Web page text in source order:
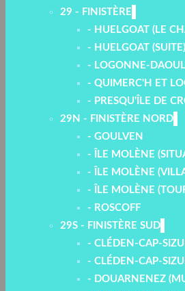
29 - FINISTÈRE
- HUELGOAT (LE
- HUELGOAT (SUITE)
- LOGONNE-
- QUIMERC'H ET
- PRESQU'ÎLE DE
29N - FINISTÈRE NORD
- GOULVEN
- ÎLE MOLÈNE
- ÎLE MOLÈNE
- ÎLE MOLÈNE
- ROSCOFF
29S - FINISTÈRE SUD
- CLÉDEN-CAP-
- CLÉDEN-CAP-
- DOUARNENEZ